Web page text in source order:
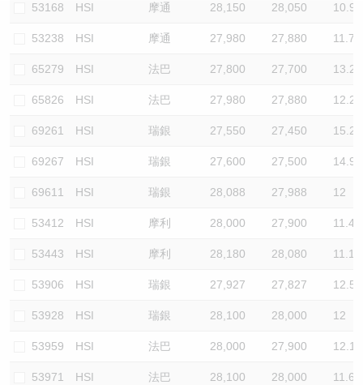
53168 HSI 摩通 28,150 28,050 10.9
53238 HSI 摩通 27,980 27,880 11.7
65279 HSI 法巴 27,800 27,700 13.2
65826 HSI 法巴 27,980 27,880 12.2
69261 HSI 瑞銀 27,550 27,450 15.2
69267 HSI 瑞銀 27,600 27,500 14.9
69611 HSI 瑞銀 28,088 27,988 12
53412 HSI 摩利 28,000 27,900 11.4
53443 HSI 摩利 28,180 28,080 11.1
53906 HSI 瑞銀 27,927 27,827 12.5
53928 HSI 瑞銀 28,100 28,000 12
53959 HSI 法巴 28,000 27,900 12.1
53971 HSI 法巴 28,100 28,000 11.6
認股證文件及公告
牛熊證分析儀
牛熊證文件及公告
牛熊證文件及公告 (瑞信)
AH 股價對照
ADR
收市競價變化